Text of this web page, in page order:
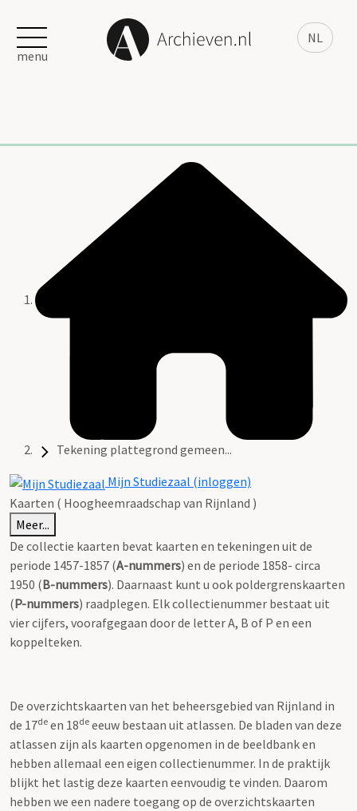
NL
menu
Tekening plattegrond gemeen...
Mijn Studiezaal (inloggen)
Kaarten ( Hoogheemraadschap van Rijnland )
Meer...
De collectie kaarten bevat kaarten en tekeningen uit de
periode 1457-1857 (A-nummers) en de periode 1858- circa
1950 (B-nummers). Daarnaast kunt u ook poldergrenskaarten
(P-nummers) raadplegen. Elk collectienummer bestaat uit
vier cijfers, voorafgegaan door de letter A, B of P en een
koppelteken.
De overzichtskaarten van het beheersgebied van Rijnland in
de 17de en 18de eeuw bestaan uit atlassen. De bladen van deze
atlassen zijn als kaarten opgenomen in de beeldbank en
hebben allemaal een eigen collectienummer. In de praktijk
blijkt het lastig deze kaarten eenvoudig te vinden. Daarom
hebben we een nadere toegang op de overzichtskaarten